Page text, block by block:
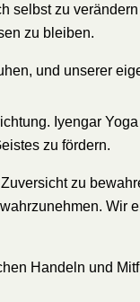
selbst zu verändern
zu bleiben.
und unserer
Iyengar
zu fördern.
zu
Wir
Handeln und